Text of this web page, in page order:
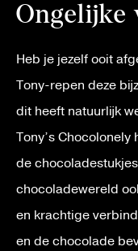
Ongelijke
Heb je jezelf ooit
Tony-repen deze
dit heeft natuurlijk
Tony’s
de
chocoladewereld
en krachtige
en de chocolade